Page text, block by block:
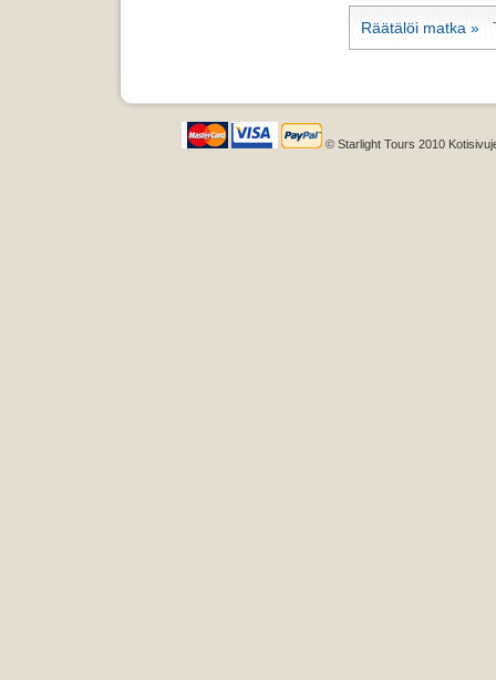
Räätälöi matka »
© Starlight Tours 2010